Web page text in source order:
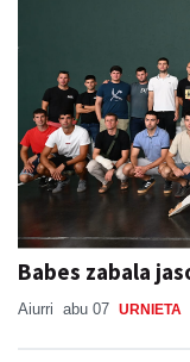
Babes zabala
Aiurri abu 07 URNIETA